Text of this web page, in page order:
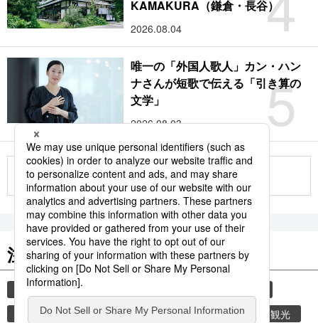
KAMAKURA（鎌倉・長谷）
2026.08.04
5
唯一の「外国人歌人」カン・ハン
ナさんが短歌で伝える「引き算の
文学」
2026.08.03
もっと見る
注目のキーワード
共同通信ニュース
香辛料
時事通信ニュース 乾物 旅 観光